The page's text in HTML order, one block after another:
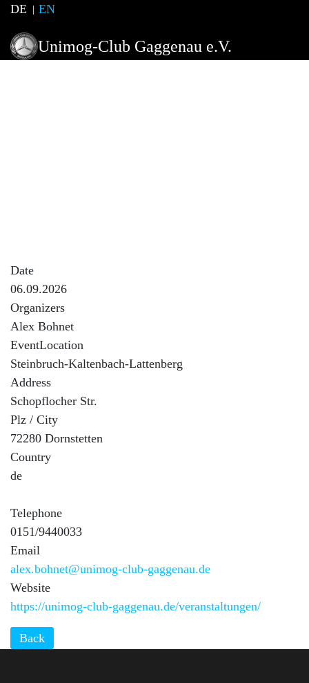
DE EN
Unimog-Club Gaggenau e.V.
Date
06.09.2026
Organizers
Alex Bohnet
EventLocation
Steinbruch-Kaltenbach-Lattenberg
Address
Schopflocher Str.
Plz / City
72280 Dornstetten
Country
de
Telephone
0151/9440033
Email
alex.bohnet@unimog-club-gaggenau.de
Website
https://unimog-club-gaggenau.de/veranstaltungen/
Back